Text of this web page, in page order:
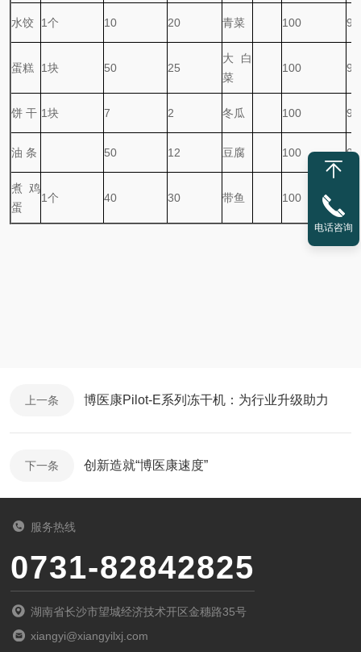
水饺 1个 10 20 青菜 100 92
蛋糕 1块 50 25
大白
菜
100 96
饼 干 1块 7 2 冬瓜 100 97
油 条 50 12 豆腐 100 90
煮鸡
蛋
1个 40 30 带鱼 100
上一条 博医康Pilot-E系列冻干机：为行业升级助力
下一条 创新造就“博医康速度”
服务热线
0731-82842825
湖南省长沙市望城经济技术开区金穗路35号
xiangyi@xiangyilxj.com
电话咨询